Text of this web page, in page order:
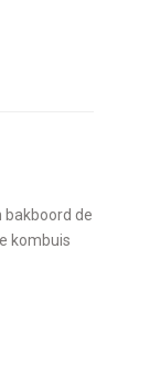
kombuis